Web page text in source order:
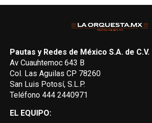
Pautas y Redes de México S.A. de C.V.
Av Cuauhtemoc 643 B
Col. Las Aguilas CP 78260
San Luis Potosí, S.L.P.
Teléfono 444 2440971
EL EQUIPO: